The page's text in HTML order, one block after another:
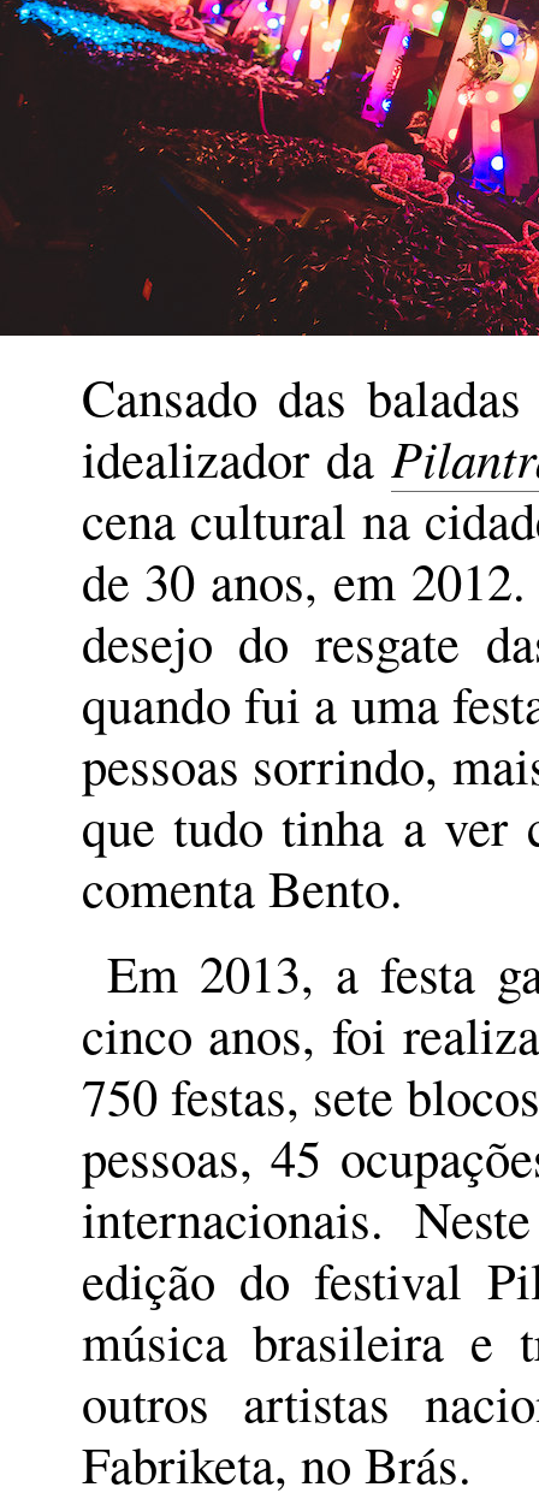
Cansado das
idealizador da
cena cultural na
de 30 anos, em
desejo do resgate
quando fui a uma
pessoas sorrindo,
que tudo tinha a ver
comenta Bento.
Em 2013, a festa
cinco anos, foi
750 festas, sete
pessoas, 45
internacionais.
edição do festival
música brasileira e
outros artistas
Fabriketa, no Brás.